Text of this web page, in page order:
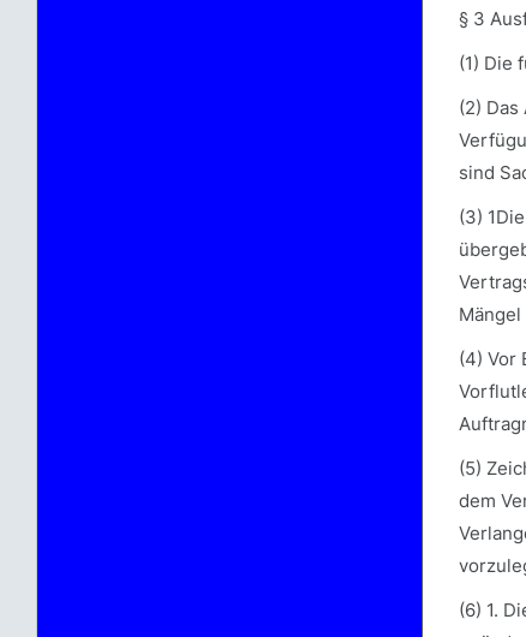
§ 3
(1) Die
(2)
sind
(3)
(4) Vor
(5)
dem
(6) 1.